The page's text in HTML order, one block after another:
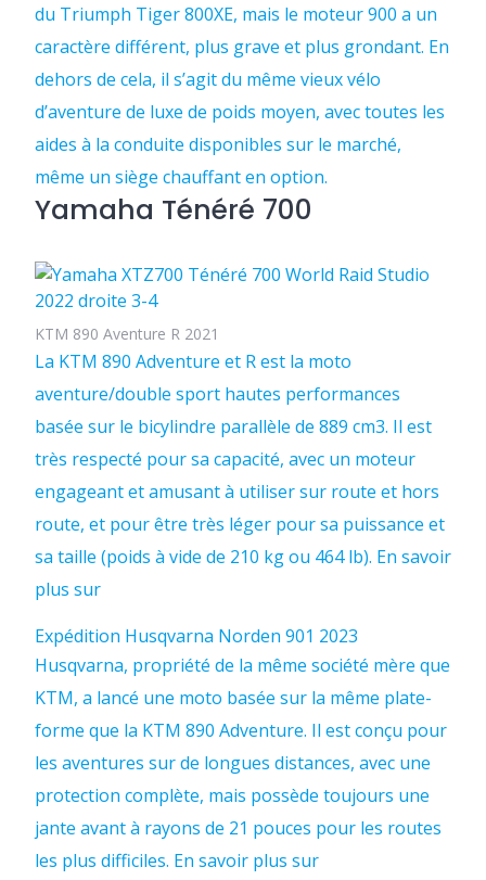
du Triumph Tiger 800XE, mais le moteur 900 a un
caractère différent, plus grave et plus grondant. En
dehors de cela, il s’agit du même vieux vélo
d’aventure de luxe de poids moyen, avec toutes les
aides à la conduite disponibles sur le marché,
même un siège chauffant en option.
Yamaha Ténéré 700
KTM 890 Aventure R 2021
La KTM 890 Adventure et R est la moto
aventure/double sport hautes performances
basée sur le bicylindre parallèle de 889 cm3. Il est
très respecté pour sa capacité, avec un moteur
engageant et amusant à utiliser sur route et hors
route, et pour être très léger pour sa puissance et
sa taille (poids à vide de 210 kg ou 464 lb). En savoir
plus sur
Expédition Husqvarna Norden 901 2023
Husqvarna, propriété de la même société mère que
KTM, a lancé une moto basée sur la même plate-
forme que la KTM 890 Adventure. Il est conçu pour
les aventures sur de longues distances, avec une
protection complète, mais possède toujours une
jante avant à rayons de 21 pouces pour les routes
les plus difficiles. En savoir plus sur